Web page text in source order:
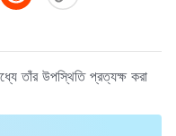
তাঁর উপস্থিতি প্রত্যক্ষ করা